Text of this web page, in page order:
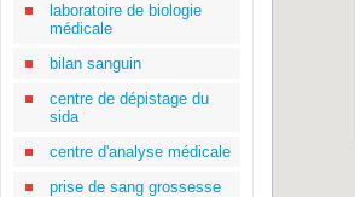
laboratoire de biologie
médicale
bilan sanguin
centre de dépistage du
sida
centre d'analyse médicale
prise de sang grossesse